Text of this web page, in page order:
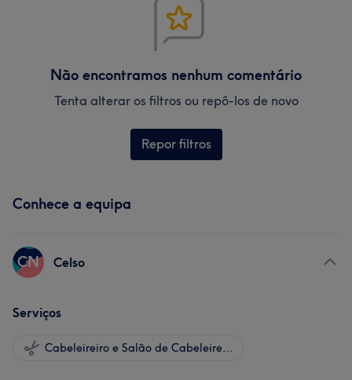
Não encontramos nenhum comentário
Tenta alterar os filtros ou repô-los de novo
Repor filtros
Conhece a equipa
CN Celso
Serviços
Cabeleireiro e Salão de Cabeleireiro